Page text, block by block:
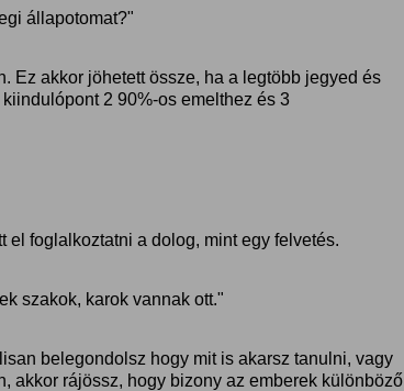
állapotomat?"
Ez akkor jöhetett össze, ha a legtöbb jegyed és
2 90%-os emelthez és 3
el foglalkoztatni a dolog, mint egy felvetés.
szakok, karok vannak ott."
belegondolsz hogy mit is akarsz tanulni, vagy
akkor rájössz, hogy bizony az emberek különböző